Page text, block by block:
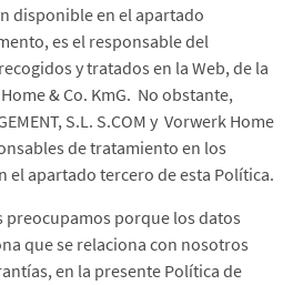
disponible en el apartado
es el responsable del
y tratados en la Web, de la
& Co. KmG. No obstante,
S.L. S.COM y Vorwerk Home
de tratamiento en los
el apartado tercero de esta Política.
preocupamos porque los datos
que se relaciona con nosotros
en la presente Política de